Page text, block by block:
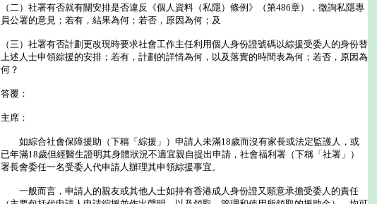
（二）社署有否就有關安排是否違反《個人資料（私隱）條例》（第486章），徵詢私隱專
員公署的意見；若有，結果為何；若否，原因為何；及
（三）社署有否計劃更改現時要求社會工作主任利用個人身份證號碼以綜援受委人的身份替
上述人士申領綜援的安排；若有，計劃的詳情為何，以及落實的時間表為何；若否，原因為
何？
答覆：
主席：
如綜合社會保障援助（下稱「綜援」）申請人未滿18歲而沒有家長或法定監護人，或
已年滿18歲但經醫生證明其身體狀況不適宜親自提出申請，社會福利署（下稱「社署」）
署長會委任一名受委人代申請人辦理其申領綜援事宜。
一般而言，申請人的親友或其他人士如持有香港成人身份證又願意承擔受委人的責任